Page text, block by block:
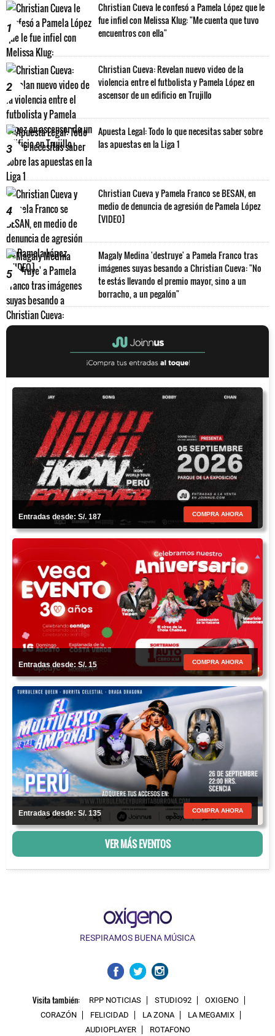
1
Christian Cueva le confesó a Pamela López que le
fue infiel con Melissa Klug: "Me cuenta que tuvo
encuentros con ella"
2
Christian Cueva: Revelan nuevo video de la
violencia entre el futbolista y Pamela López en
ascensor de un edificio en Trujillo
3
Apuesta Legal: Todo lo que necesitas saber sobre
las apuestas en la Liga 1
4
Christian Cueva y Pamela Franco se BESAN, en
medio de denuncia de agresión de Pamela López
[VIDEO]
5
Magaly Medina 'destruye' a Pamela Franco tras
imágenes suyas besando a Christian Cueva: "No
te estás llevando el premio mayor, sino a un
borracho, a un pegalón"
Entradas desde: S/. 187 COMPRA AHORA
Entradas desde: S/. 15 COMPRA AHORA
Entradas desde: S/. 135 COMPRA AHORA
VER MÁS EVENTOS
RESPIRAMOS BUENA MÚSICA
Visita también: RPP NOTICIAS STUDIO92
OXIGENO
CORAZÓN
FELICIDAD LA ZONA
LA MEGAMIX
AUDIOPLAYER
ROTAFONO